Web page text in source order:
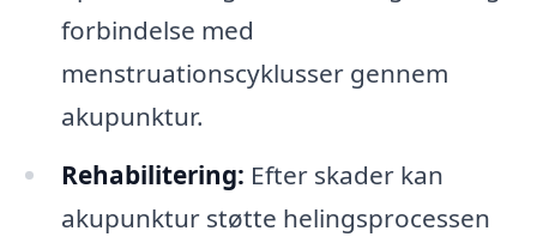
forbindelse med
menstruationscyklusser gennem
akupunktur.
Rehabilitering: Efter skader kan
akupunktur støtte helingsprocessen